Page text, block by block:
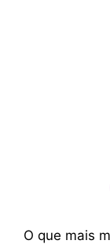
O que mais